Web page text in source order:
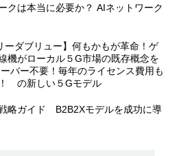
クは本当に必要か？ AIネットワーク
ーダブリュー】何もかもが革命！ゲ
機がローカル５G市場の既存概念を
バー不要！毎年のライセンス費用も
の新しい５Gモデル
略ガイド B2B2Xモデルを成功に導